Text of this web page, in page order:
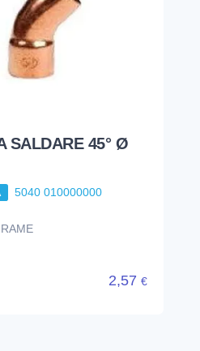
SALDARE 45° Ø
5040 010000000
2,57 €